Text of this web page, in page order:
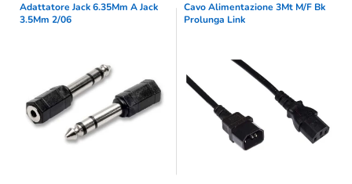
Adattatore Jack 6.35Mm A Jack
3.5Mm 2/06
Cavo Alimentazione 3Mt M/F Bk
Prolunga Link